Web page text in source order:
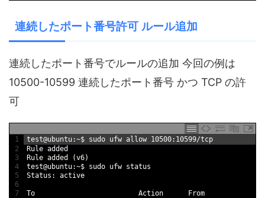
連続したポート番号許可 ルール追加
連続したポート番号でルールの追加 今回の例は
10500-10599 連続したポート番号 かつ TCP の許
可
1
2
3
4
5
6
7
test@ubuntu:~$ sudo ufw allow 10500: 10599/tcp
Rule added
Rule added (v6)
test@ubuntu:~$ sudo ufw status
Status : active
To Action
From